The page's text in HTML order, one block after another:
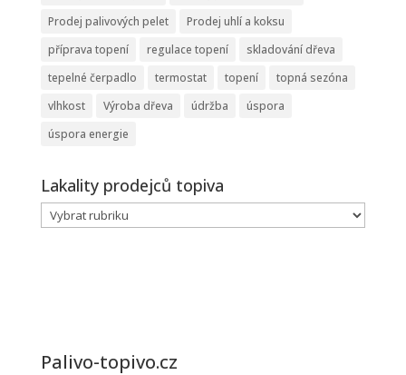
Prodej palivových pelet
Prodej uhlí a koksu
příprava topení
regulace topení
skladování dřeva
tepelné čerpadlo
termostat topení
topná sezóna
vlhkost
Výroba dřeva údržba
úspora
úspora energie
Lakality prodejců topiva
Lakality
prodejců
Palivo-topivo.cz